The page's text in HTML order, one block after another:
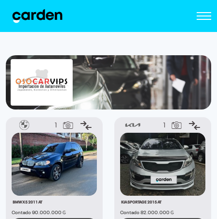
BMW X5 2011 AT
Contado 90.000.000 ₲
KIA SPORTAGE 2015 AT
Contado 82.000.000 ₲